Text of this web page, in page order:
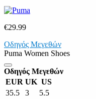
€29.99
Οδηγός Μεγεθών
Puma Women Shoes
Οδηγός Μεγεθών
EUR UK US
35.5
3
5.5